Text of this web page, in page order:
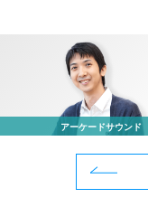
アーケードサウンド